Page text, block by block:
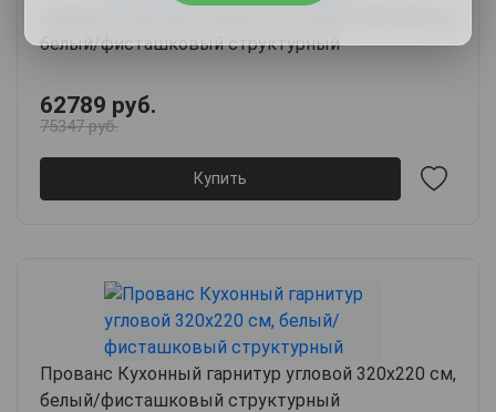
белый/фисташковый структурный
62789 руб.
75347 руб.
Купить
Прованс Кухонный гарнитур угловой 320х220 см,
белый/фисташковый структурный